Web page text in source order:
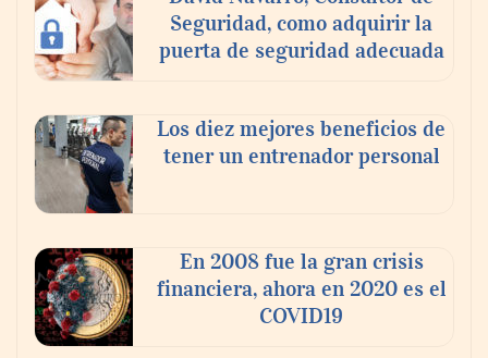
‘El ransomware se puede vencer. No
Ricardo Palacio Escobar
Seguridad, como adquirir la
puerta de seguridad adecuada
Los diez mejores beneficios de
tener un entrenador personal
En 2008 fue la gran crisis
financiera, ahora en 2020 es el
COVID19